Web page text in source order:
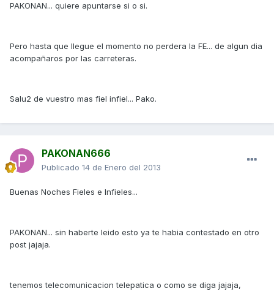
PAKONAN... quiere apuntarse si o si.
Pero hasta que llegue el momento no perdera la FE... de algun dia
acompañaros por las carreteras.
Salu2 de vuestro mas fiel infiel... Pako.
PAKONAN666
Publicado 14 de Enero del 2013
Buenas Noches Fieles e Infieles...
PAKONAN... sin haberte leido esto ya te habia contestado en otro
post jajaja.
tenemos telecomunicacion telepatica o como se diga jajaja,